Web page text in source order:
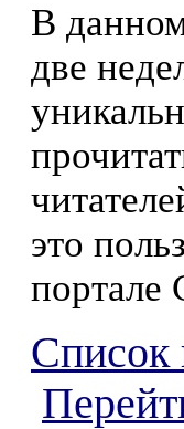
В
две
это
портале
Список